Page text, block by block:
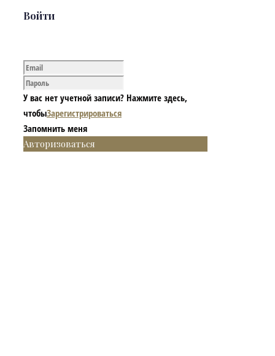
Войти
У вас нет учетной записи? Нажмите здесь,
чтобыЗарегистрироваться
Запомнить меня
Авторизоваться